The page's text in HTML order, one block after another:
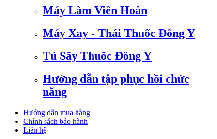
Máy Làm Viên Hoàn
Máy Xay - Thái Thuốc Đông Y
Tủ Sấy Thuốc Đông Y
Hướng dẫn tập phục hồi chức
năng
Hướng dẫn mua hàng
Chính sách bảo hành
Liên hệ